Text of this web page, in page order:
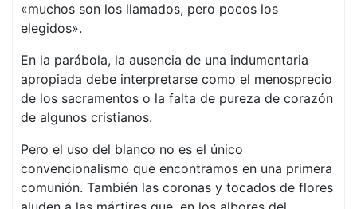
«muchos son los llamados, pero pocos los
elegidos».
En la parábola, la ausencia de una indumentaria
apropiada debe interpretarse como el menosprecio
de los sacramentos o la falta de pureza de corazón
de algunos cristianos.
Pero el uso del blanco no es el único
convencionalismo que encontramos en una primera
comunión. También las coronas y tocados de flores